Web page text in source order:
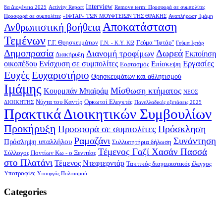
8α Διογένεια 2025 Activity Report Interview Remove term: Προσφορά σε συμπολίτες
Προσφορά σε συμπολίτες «ΙΦΤΑΡ» ΤΩΝ ΜΟΥΦΤΕΙΩΝ ΤΗΣ ΘΡΑΚΗΣ Αναπλήρωση Ιμάμη
Ανθρωπιστική βοήθεια Αποκατάσταση
Τεμένων Γ.Γ. Θρησκευμάτων Γ.Ν. - Κ.Υ. ΚΩ Γεύμα "Ιφτάρ" Γεύμα Ιφτάρ
Δημοπρασία Διακήρυξη Διανομή τροφίμων Δωρεά Εκποίηση
οικοπέδου Ενίσχυση σε συμπολίτες Εορτασμός Επίσκεψη Εργασίες
Ευχές Ευχαριστήριο Θρησκευμάτων και αθλητισμού
Ιμάμης Κουρμπάν Μπαϊράμ Μίσθωση κτήματος ΝΕΟΣ
ΔΙΟΙΚΗΤΗΣ Νύχτα του Καντίρ Ορκωτοί Ελεγκτές Πανελλαδικές εξετάσεις 2025
Πρακτικά Διοικητικών Συμβουλίων
Προκήρυξη Προσφορά σε συμπολίτες Πρόσκληση
Πρόσληψη υπαλλήλου Ραμαζάνι Συλλυπητήρια δήλωση Συνάντηση
Σύλλογος Ποντίων Κω - ο Ξενιτέας Τέμενος Γαζί Χασάν Πασσά
στο Πλατάνι Τέμενος Ντεφτερντάρ Τακτικός διαχειριστικός έλεγχος
Υποτροφίες Υπουργός Πολιτισμού
Categories